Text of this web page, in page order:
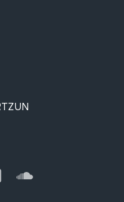
Flickr SoundCloud